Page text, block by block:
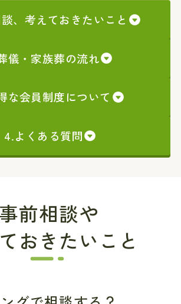
、考えておきたいこと
儀・家族葬の流れ
な会員制度について
4.よくある質問
事前相談や
おきたいこと